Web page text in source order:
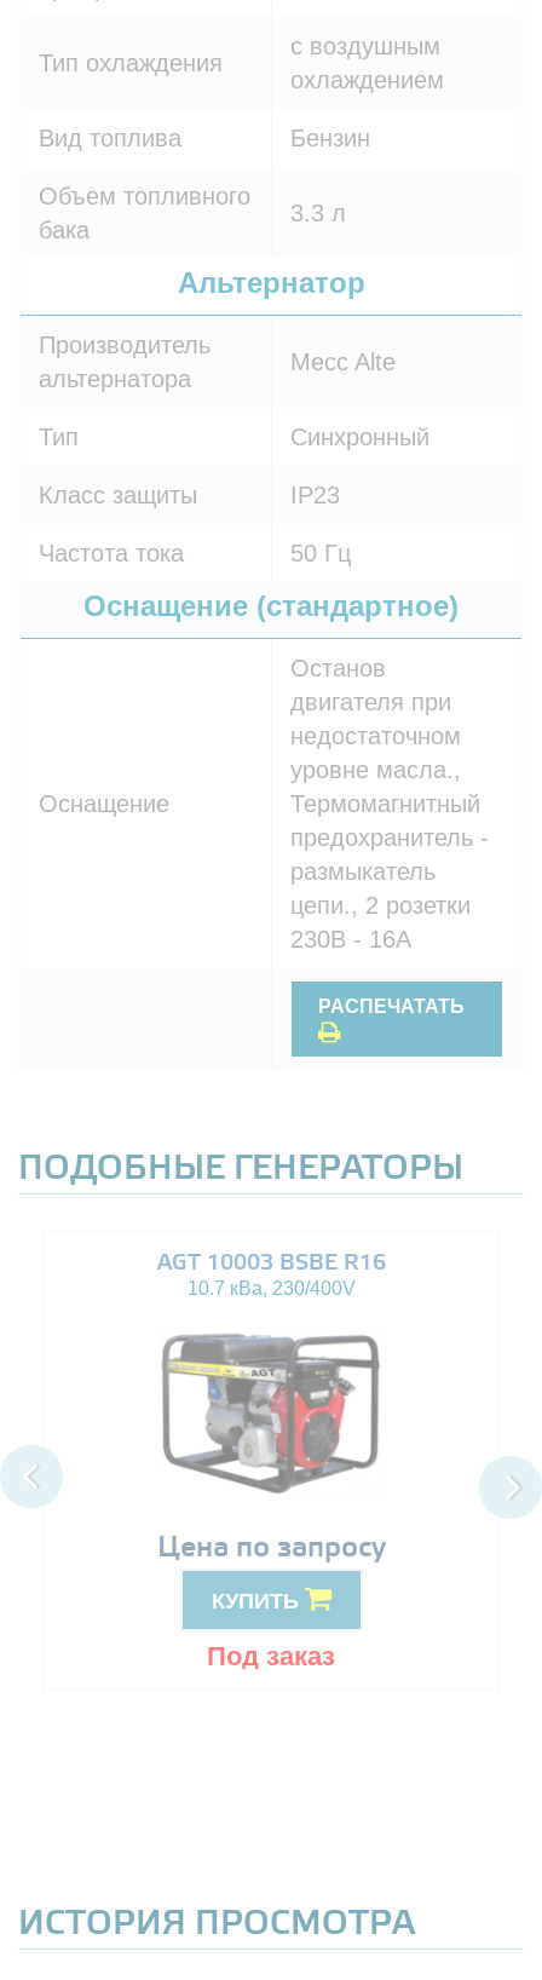
Тип охлаждения
с воздушным
охлаждением
Вид топлива Бензин
Объем топливного
бака
3.3 л
Альтернатор
Производитель
альтернатора
Mecc Alte
Тип Синхронный
Класс защиты IP23
Частота тока 50 Гц
Оснащение (стандартное)
Оснащение
Останов
двигателя при
недостаточном
уровне масла.,
Термомагнитный
предохранитель -
размыкатель
цепи., 2 розетки
230В - 16A
РАСПЕЧАТАТЬ
ПОДОБНЫЕ ГЕНЕРАТОРЫ
AGT 10003 BSBE R16
10.7 кВа, 230/400V
Цена по запросу
КУПИТЬ
Под заказ
ИСТОРИЯ ПРОСМОТРА